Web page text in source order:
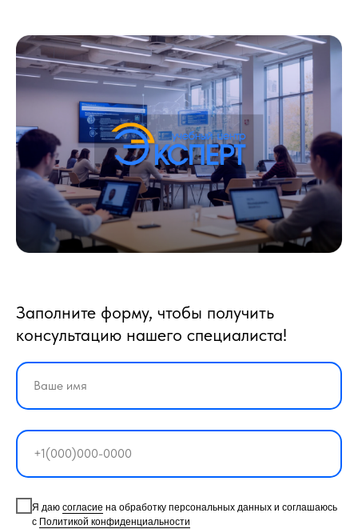
Заполните форму, чтобы получить
консультацию нашего специалиста!
Я даю согласие на обработку персональных данных и соглашаюсь
с Политикой конфиденциальности